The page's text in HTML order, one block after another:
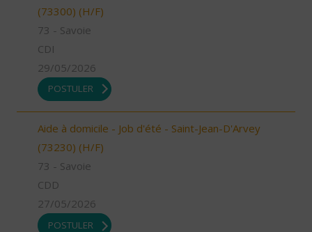
(73300) (H/F)
73 - Savoie
CDI
29/05/2026
POSTULER
Aide à domicile - Job d'été - Saint-Jean-D'Arvey
(73230) (H/F)
73 - Savoie
CDD
27/05/2026
POSTULER